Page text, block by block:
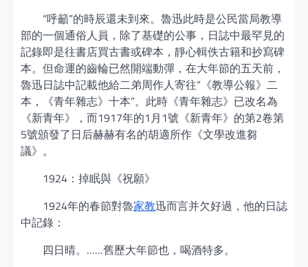
“呼籲”的時辰還未到來。魯迅此時是公民當局教導
部的一個通俗人員，除了基礎的公事，日誌中最罕見的
記錄即是往書店買古書或碑本，靜心輯佚古籍和抄寫碑
本。但命運的齒輪已然開端動彈，在大年節的五天前，
魯迅日誌中記載他給二弟周作人寄往“《教導公報》二
本，《青年雜志》十本”。此時《青年雜志》已改名為
《新青年》，而1917年的1月1號《新青年》的第2卷第
5號頒發了日后赫赫有名的胡適所作《文學改進芻
議》。
1924：掉眠與《祝願》
1924年的春節對魯家教迅而言并欠好過，他的日誌
中記錄：
四日晴。……舊歷大年節也，喝酒特多。